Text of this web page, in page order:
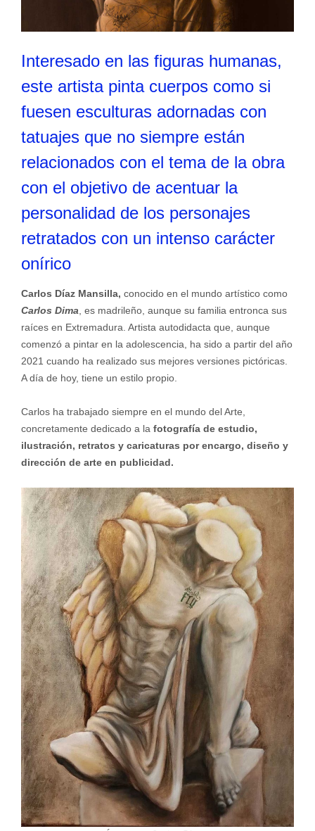
Interesado en las figuras humanas,
este artista pinta cuerpos como si
fuesen esculturas adornadas con
tatuajes que no siempre están
relacionados con el tema de la obra
con el objetivo de acentuar la
personalidad de los personajes
retratados con un intenso carácter
onírico
Carlos Díaz Mansilla, conocido en el mundo artístico como
Carlos Dima , es madrileño, aunque su familia entronca sus
raíces en Extremadura. Artista autodidacta que, aunque
comenzó a pintar en la adolescencia, ha sido a partir del año
2021 cuando ha realizado sus mejores versiones pictóricas.
A día de hoy, tiene un estilo propio.
Carlos ha trabajado siempre en el mundo del Arte,
concretamente dedicado a la fotografía de estudio,
ilustración, retratos y caricaturas por encargo, diseño y
dirección de arte en publicidad.